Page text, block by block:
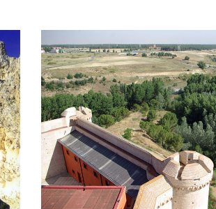
Formulario de acceso protegido por